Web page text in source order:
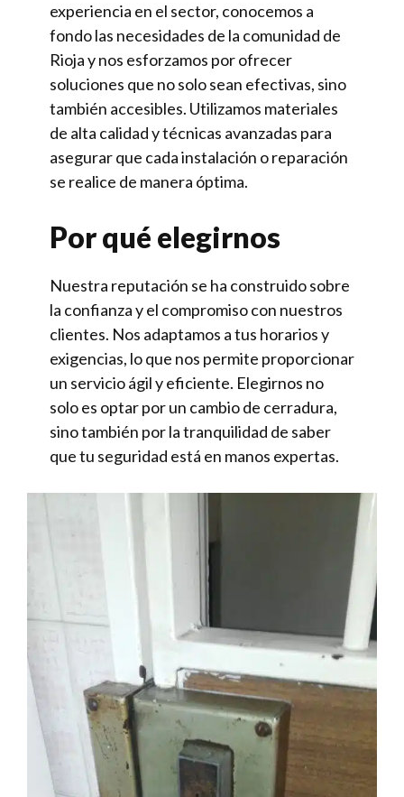
experiencia en el sector, conocemos a
fondo las necesidades de la comunidad de
Rioja y nos esforzamos por ofrecer
soluciones que no solo sean efectivas, sino
también accesibles. Utilizamos materiales
de alta calidad y técnicas avanzadas para
asegurar que cada instalación o reparación
se realice de manera óptima.
Por qué elegirnos
Nuestra reputación se ha construido sobre
la confianza y el compromiso con nuestros
clientes. Nos adaptamos a tus horarios y
exigencias, lo que nos permite proporcionar
un servicio ágil y eficiente. Elegirnos no
solo es optar por un cambio de cerradura,
sino también por la tranquilidad de saber
que tu seguridad está en manos expertas.